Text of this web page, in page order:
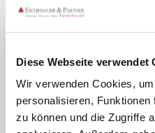
Diese Webseite verwendet
Wir verwenden Cookies,
personalisieren,
zu können und die Zugriffe
Wesentlicher Energieträger
Energieausweis gültig bis
Energieausweis Jahrgang